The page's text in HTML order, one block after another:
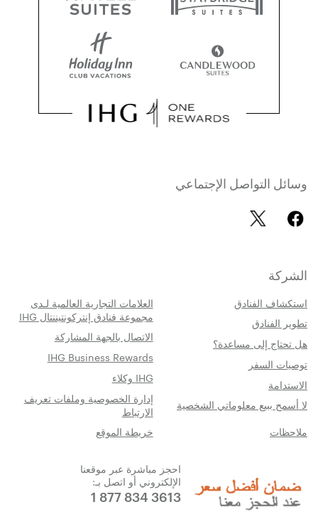
وسائل التواصل الإجتماعي
الشركة
استكشاف الفنادق
العلامات التجارية العالمية لـدى
مجموعة فنادق إنتركونتيننتال IHG
تطوير الفنادق
الاتصال بالجهة المشاركة
هل تحتاج إلى مساعدة؟
IHG Business Rewards
توصيات السفر
IHG وكلاء
الاستدامة
إدارة الخصوصية وملفات تعريف
الارتباط
لا أسمح ببيع معلوماتي الشخصية
خريطة الموقع
ملاحظات
احجز مباشرة عبر موقعنا
الإلكتروني أو اتصل بـ:
1 877 834 3613